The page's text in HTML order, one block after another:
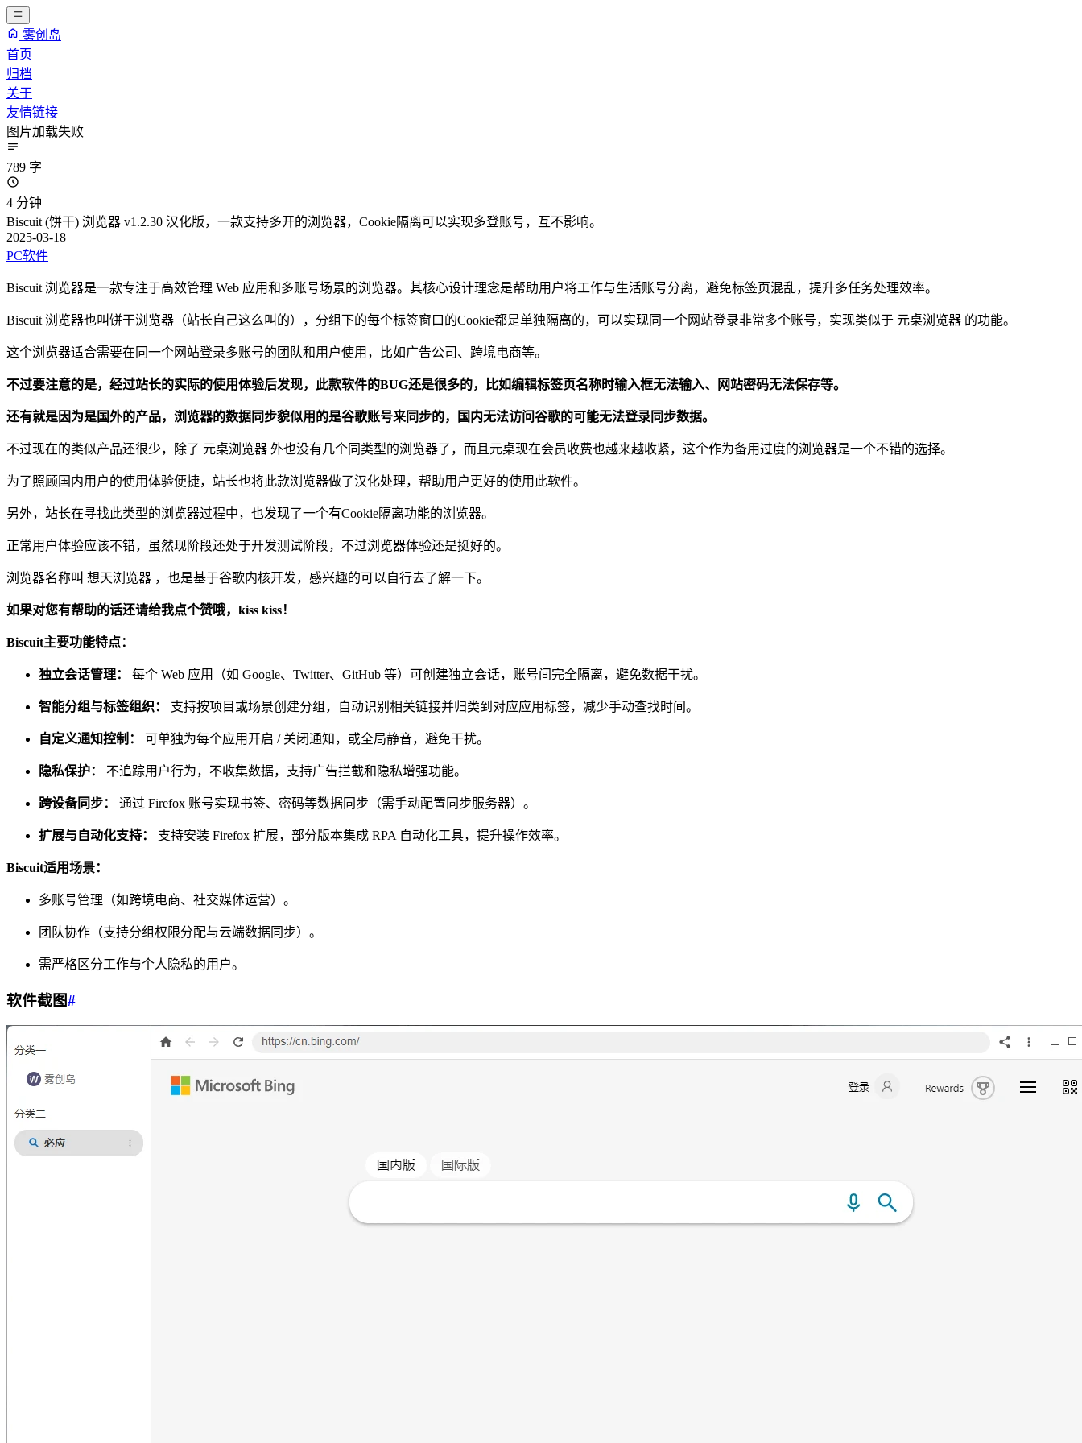
雾创岛
首页
归档
关于
友情链接
图片加载失败
789 字
4 分钟
Biscuit (饼干) 浏览器 v1.2.30 汉化版，一款支持多开的浏览器，Cookie隔离可以实现多登账号，互不影响。
2025-03-18
PC软件
Biscuit 浏览器是一款专注于高效管理 Web 应用和多账号场景的浏览器。其核心设计理念是帮助用户将工作与生活账号分离，避免标签页混乱，提升多任务处理效率。
Biscuit 浏览器也叫饼干浏览器（站长自己这么叫的），分组下的每个标签窗口的Cookie都是单独隔离的，可以实现同一个网站登录非常多个账号，实现类似于 元桌浏览器 的功能。
这个浏览器适合需要在同一个网站登录多账号的团队和用户使用，比如广告公司、跨境电商等。
不过要注意的是，经过站长的实际的使用体验后发现，此款软件的BUG还是很多的，比如编辑标签页名称时输入框无法输入、网站密码无法保存等。
还有就是因为是国外的产品，浏览器的数据同步貌似用的是谷歌账号来同步的，国内无法访问谷歌的可能无法登录同步数据。
不过现在的类似产品还很少，除了 元桌浏览器 外也没有几个同类型的浏览器了，而且元桌现在会员收费也越来越收紧，这个作为备用过度的浏览器是一个不错的选择。
为了照顾国内用户的使用体验便捷，站长也将此款浏览器做了汉化处理，帮助用户更好的使用此软件。
另外，站长在寻找此类型的浏览器过程中，也发现了一个有Cookie隔离功能的浏览器。
正常用户体验应该不错，虽然现阶段还处于开发测试阶段，不过浏览器体验还是挺好的。
浏览器名称叫 想天浏览器 ，也是基于谷歌内核开发，感兴趣的可以自行去了解一下。
如果对您有帮助的话还请给我点个赞哦，kiss kiss！
Biscuit主要功能特点：
独立会话管理： 每个 Web 应用（如 Google、Twitter、GitHub 等）可创建独立会话，账号间完全隔离，避免数据干扰。
智能分组与标签组织： 支持按项目或场景创建分组，自动识别相关链接并归类到对应应用标签，减少手动查找时间。
自定义通知控制： 可单独为每个应用开启 / 关闭通知，或全局静音，避免干扰。
隐私保护： 不追踪用户行为，不收集数据，支持广告拦截和隐私增强功能。
跨设备同步： 通过 Firefox 账号实现书签、密码等数据同步（需手动配置同步服务器）。
扩展与自动化支持： 支持安装 Firefox 扩展，部分版本集成 RPA 自动化工具，提升操作效率。
Biscuit适用场景：
多账号管理（如跨境电商、社交媒体运营）。
团队协作（支持分组权限分配与云端数据同步）。
需严格区分工作与个人隐私的用户。
软件截图#